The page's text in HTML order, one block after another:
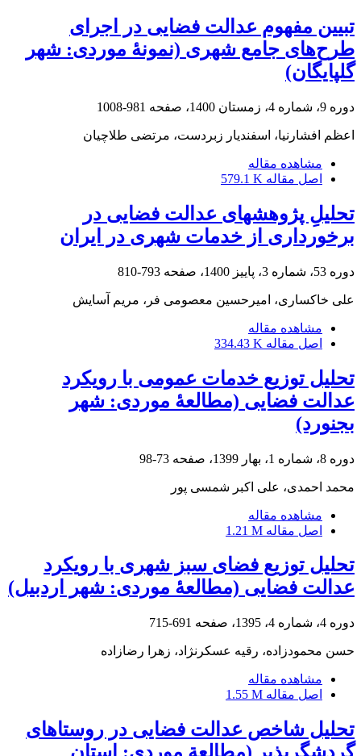
تبیین مفهوم عدالت فضایی در اجرای
طرح‌های جامع شهری (نمونۀ موردی: شهر
گلپایگان)
دوره 9، شماره 4، زمستان 1400، صفحه 981-1008
اعظم افشارنیا، اسفندیار زبردست، مرتضی طلاچیان
مشاهده مقاله
اصل مقاله 579.1 K
تحلیلِ پژوهش‏های عدالت فضایی در
برخورداری از خدمات شهری در ایران
دوره 53، شماره 3، پاییز 1400، صفحه 793-810
علی خاکساری، امیرحسین معصومی فر، مریم آسایش
مشاهده مقاله
اصل مقاله 334.43 K
تحلیل توزیع خدمات عمومی با رویکرد
عدالت فضایی (مطالعۀ موردی: شهر
بجنورد)
دوره 8، شماره 1، بهار 1399، صفحه 73-98
محمد احمدی، علی اکبر شمسی پور
مشاهده مقاله
اصل مقاله 1.21 M
تحلیل توزیع فضای سبز شهری با رویکرد
عدالت فضایی (مطالعۀ موردی: شهر اردبیل)
دوره 4، شماره 4، 1395، صفحه 691-715
حسن محمودزاده، رقیه عسکرنژاد، زهرا رضازاده
مشاهده مقاله
اصل مقاله 1.55 M
تحلیل شاخص عدالت فضایی در روستاهای